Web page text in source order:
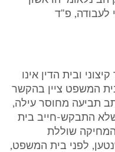
לעבודה, פ"ד
ובית הדין אינו
המשפט ציין בהקשר
תביעה מחוסר עילה,
התבקש-חייב בית
שוללת
לפני בית המשפט,